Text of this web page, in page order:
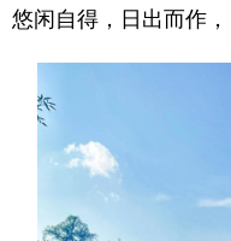
悠闲自得，日出而作，